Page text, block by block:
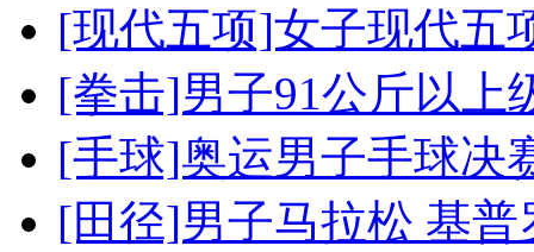
[现代五项]女子现代五
[拳击]男子91公斤以上
[手球]奥运男子手球决
[田径]男子马拉松 基